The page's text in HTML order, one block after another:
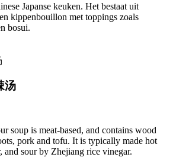
Japanse keuken. Het bestaat uit
kippenbouillon met toppings zoals
bosui.
汤
soup is meat-based, and contains wood
pork and tofu. It is typically made hot
and sour by Zhejiang rice vinegar.